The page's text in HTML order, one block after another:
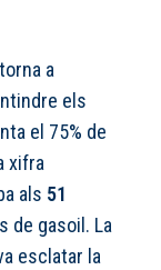
a
els
el 75% de
xifra
als 51
de gasoil. La
esclatar la